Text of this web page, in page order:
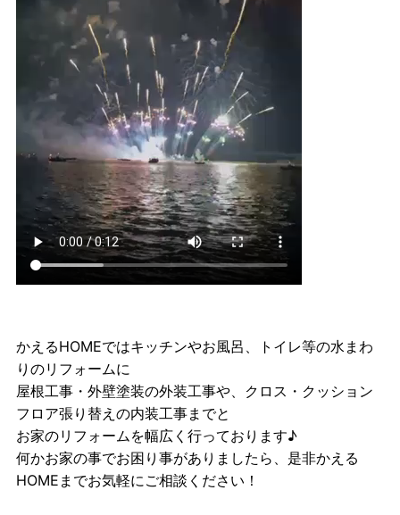
かえるHOMEではキッチンやお風呂、トイレ等の水まわ
りのリフォームに
屋根工事・外壁塗装の外装工事や、クロス・クッション
フロア張り替えの内装工事までと
お家のリフォームを幅広く行っております♪
何かお家の事でお困り事がありましたら、是非かえる
HOMEまでお気軽にご相談ください！